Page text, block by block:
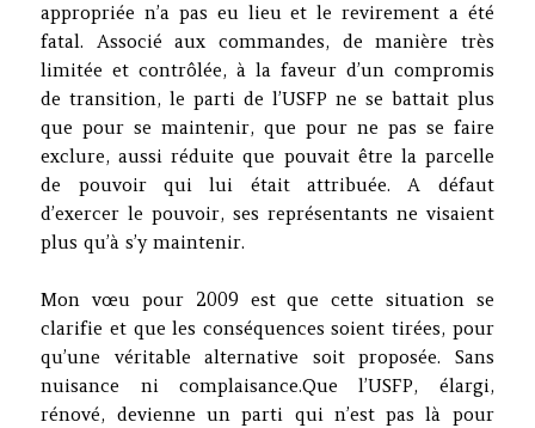
appropriée n’a pas eu lieu et le revirement a été
fatal. Associé aux commandes, de manière très
limitée et contrôlée, à la faveur d’un compromis
de transition, le parti de l’USFP ne se battait plus
que pour se maintenir, que pour ne pas se faire
exclure, aussi réduite que pouvait être la parcelle
de pouvoir qui lui était attribuée. A défaut
d’exercer le pouvoir, ses représentants ne visaient
plus qu’à s’y maintenir.
Mon vœu pour 2009 est que cette situation se
clarifie et que les conséquences soient tirées, pour
qu’une véritable alternative soit proposée. Sans
nuisance ni complaisance.Que l’USFP, élargi,
rénové, devienne un parti qui n’est pas là pour